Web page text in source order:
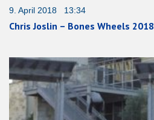
9. April 2018 13:34
Chris Joslin – Bones Wheels 2018